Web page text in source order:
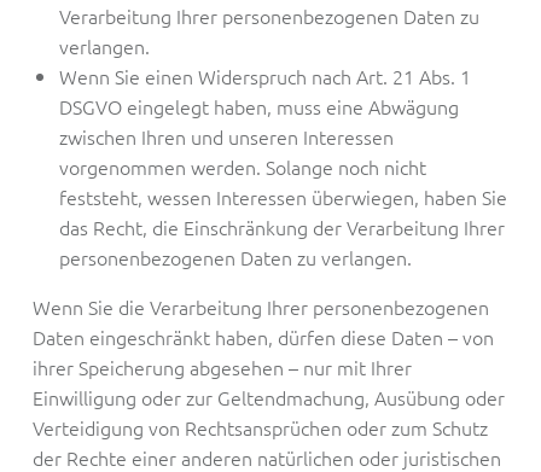
Verarbeitung Ihrer personenbezogenen Daten zu
verlangen.
Wenn Sie einen Widerspruch nach Art. 21 Abs. 1
DSGVO eingelegt haben, muss eine Abwägung
zwischen Ihren und unseren Interessen
vorgenommen werden. Solange noch nicht
feststeht, wessen Interessen überwiegen, haben Sie
das Recht, die Einschränkung der Verarbeitung Ihrer
personenbezogenen Daten zu verlangen.
Wenn Sie die Verarbeitung Ihrer personenbezogenen
Daten eingeschränkt haben, dürfen diese Daten – von
ihrer Speicherung abgesehen – nur mit Ihrer
Einwilligung oder zur Geltendmachung, Ausübung oder
Verteidigung von Rechtsansprüchen oder zum Schutz
der Rechte einer anderen natürlichen oder juristischen